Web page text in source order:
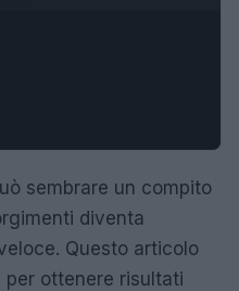
sembrare un compito
diventa
Questo articolo
ottenere risultati